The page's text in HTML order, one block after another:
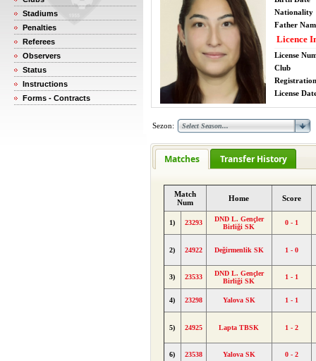
Stadiums
Penalties
Referees
Observers
Status
Instructions
Forms - Contracts
Nationality
Father
Licence
License
Club
License
Sezon:
Matches Transfer History
Match
Num
Home Score
1) 23293
DND L. Gençler
Birliği SK
0 - 1
2) 24922 Değirmenlik SK 1 - 0
3) 23533
DND L. Gençler
Birliği SK
1 - 1
4) 23298 Yalova SK 1 - 1
5) 24925 Lapta TBSK 1 - 2
6) 23538 Yalova SK 0 - 2